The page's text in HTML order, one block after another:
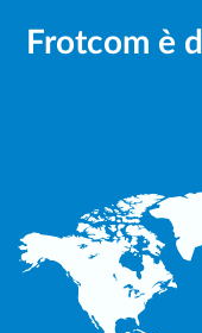
Frotcom è